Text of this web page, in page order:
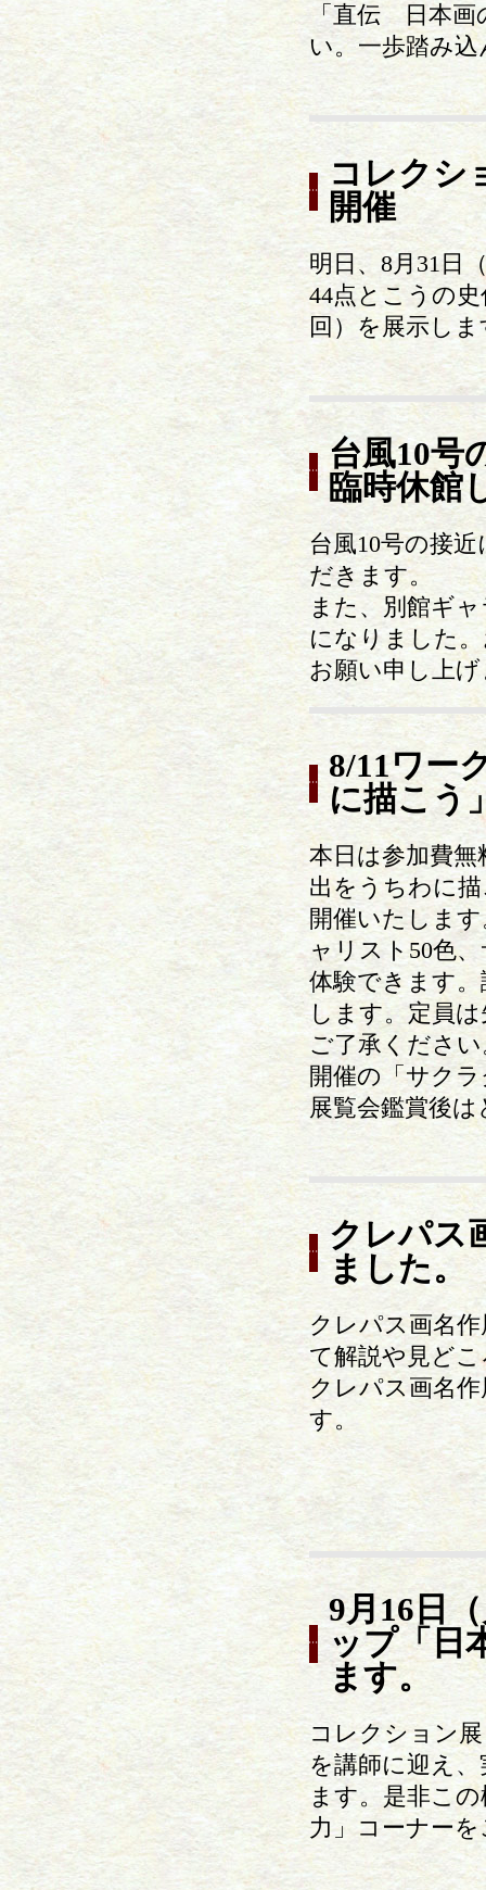
「直伝 日本画
い。一歩踏み
コレクシ
開催
明日、8月31日
44点とこうの
回）を展示し
台風10号
臨時休館
台風10号の接
だきます。
また、別館ギ
になりました
お願い申し上
8/11ワー
に描こう
本日は参加費
出をうちわに
開催いたしま
ャリスト50色
体験できます
します。定員
ご了承くださ
開催の「サク
展覧会鑑賞後
クレパス
ました。
クレパス画名
て解説や見ど
クレパス画名
す。
9月16日
ップ「日
ます。
コレクション
を講師に迎え
ます。是非こ
力」コーナー